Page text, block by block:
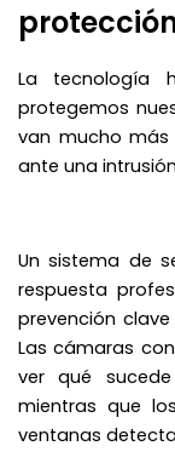
La tecnología
protegemos
van mucho
ante una
Un sistema de
respuesta
prevención
Las cámaras
ver qué
mientras que
ventanas